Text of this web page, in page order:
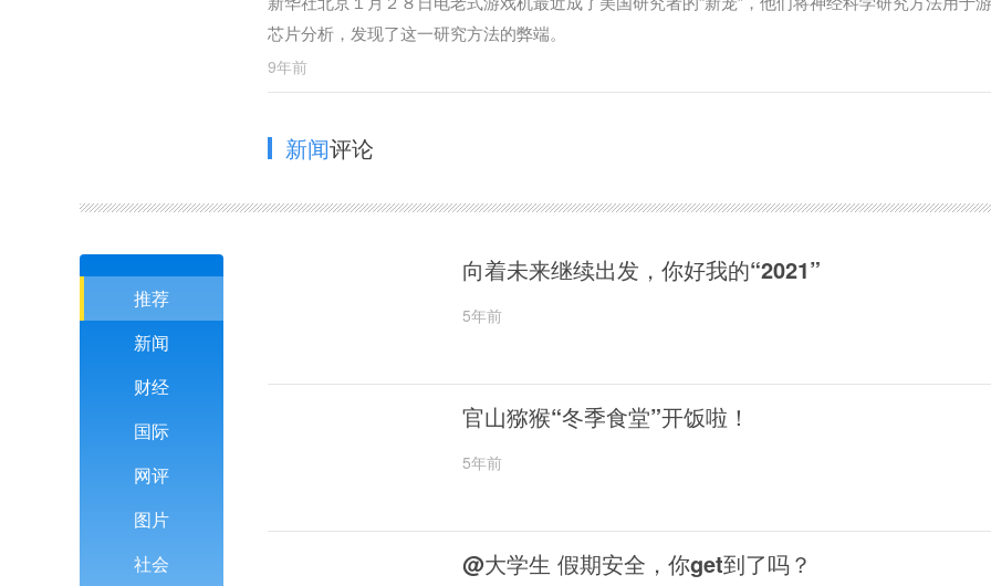
芯片分析，发现了这一研究方法的弊端。
9年前
新闻评论
推荐
新闻
财经
国际
网评
图片
社会
向着未来继续出发，你好我的“2021”
5年前
官山猕猴“冬季食堂”开饭啦！
5年前
@大学生 假期安全，你get到了吗？